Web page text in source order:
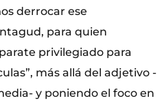
derrocar ese
para quien
privilegiado para
más allá del adjetivo -
y poniendo el foco en